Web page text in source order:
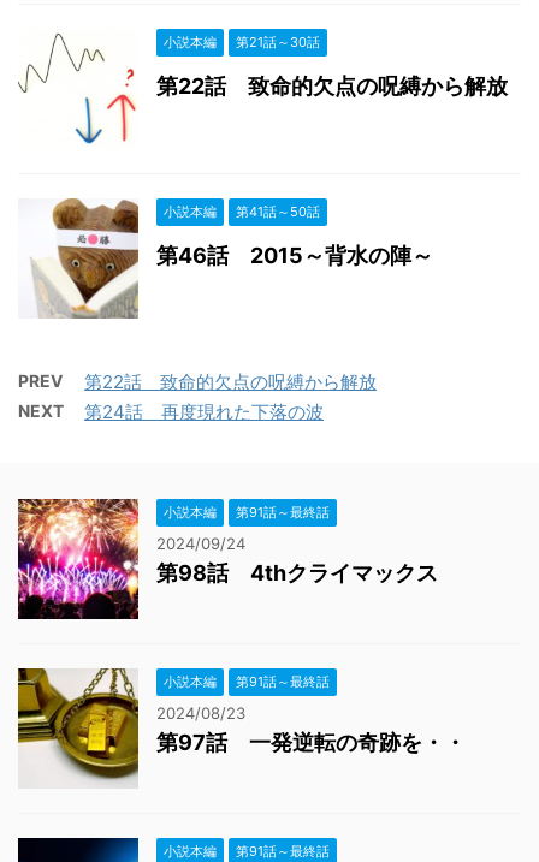
小説本編 第21話～30話
第22話 致命的欠点の呪縛から解放
小説本編 第41話～50話
第46話 2015～背水の陣～
PREV 第22話 致命的欠点の呪縛から解放
NEXT 第24話 再度現れた下落の波
小説本編 第91話～最終話
2024/09/24
第98話 4thクライマックス
小説本編 第91話～最終話
2024/08/23
第97話 一発逆転の奇跡を・・
小説本編 第91話～最終話